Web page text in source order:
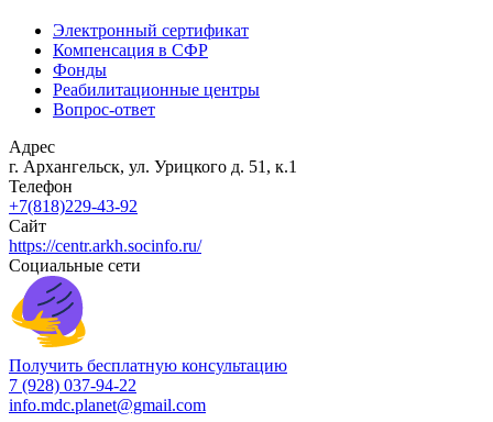
Электронный сертификат
Компенсация в СФР
Фонды
Реабилитационные центры
Вопрос-ответ
Адрес
г. Архангельск, ул. Урицкого д. 51, к.1
Телефон
+7(818)229-43-92
Сайт
https://centr.arkh.socinfo.ru/
Социальные сети
Получить бесплатную консультацию
7 (928) 037-94-22
info.mdc.planet@gmail.com